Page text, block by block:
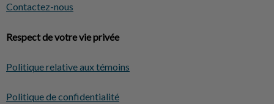
Contactez-nous
Respect de votre vie privée
Politique relative aux témoins
Politique de confidentialité